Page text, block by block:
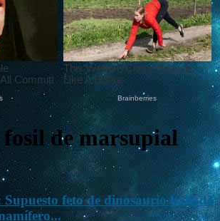
fosil de marsupial
feto de dinosaurio hallado